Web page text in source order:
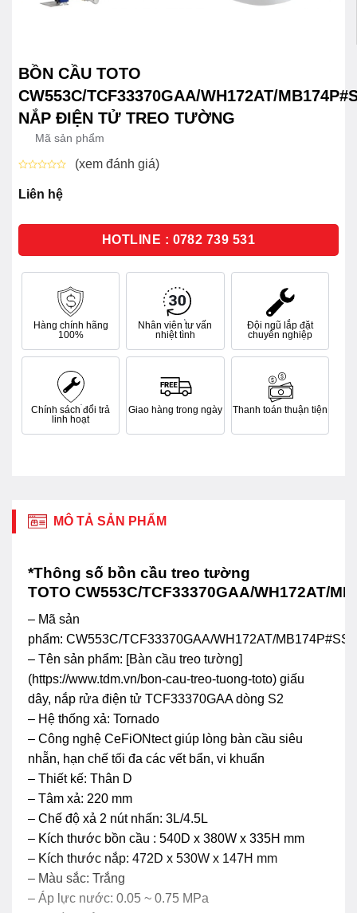
BỒN CẦU TOTO
CW553C/TCF33370GAA/WH172AT/
NẮP ĐIỆN TỬ TREO TƯỜNG
Mã sản phẩm
xếp
hạng
sao
(xem đánh giá)
Liên hệ
HOTLINE : 0782 739 531
Hàng chính hãng
100%
Nhân viên tư vấn
nhiệt tình
Đội ngũ lắp đặt
chuyên nghiệp
Chính sách đổi trả
linh hoạt
Giao hàng trong ngày Thanh toán thuận tiện
MÔ TẢ SẢN PHẨM
*Thông số bồn cầu treo tường
TOTO CW553C/TCF33370GAA/WH172AT/
– Mã sản
phẩm: CW553C/TCF33370GAA/WH172AT/MB174P#SS
– Tên sản phẩm: [Bàn cầu treo tường]
(https://www.tdm.vn/bon-cau-treo-tuong-toto) giấu
dây, nắp rửa điện tử TCF33370GAA dòng S2
– Hệ thống xả: Tornado
– Công nghệ CeFiONtect giúp lòng bàn cầu siêu
nhẵn, hạn chế tối đa các vết bẩn, vi khuẩn
– Thiết kế: Thân D
– Tâm xả: 220 mm
– Chế độ xả 2 nút nhấn: 3L/4.5L
– Kích thước bồn cầu : 540D x 380W x 335H mm
– Kích thước nắp: 472D x 530W x 147H mm
– Màu sắc: Trắng
– Áp lực nước: 0.05 ~ 0.75 MPa